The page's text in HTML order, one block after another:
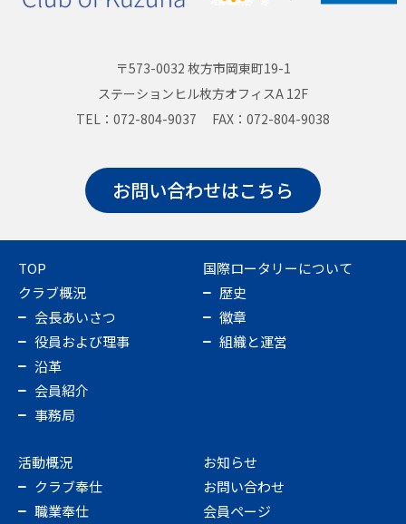
〒573-0032 枚方市岡東町19-1
ステーションヒル枚方オフィスA 12F
TEL：072-804-9037 FAX：072-804-9038
お問い合わせはこちら
TOP
クラブ概況
会長あいさつ
役員および理事
沿革
会員紹介
事務局
国際ロータリーについて
歴史
徽章
組織と運営
活動概況
クラブ奉仕
職業奉仕
お知らせ
お問い合わせ
会員ページ